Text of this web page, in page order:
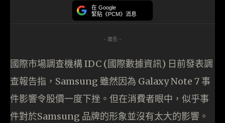
在 Google
緊貼《PCM》消息
- 廣告 -
國際市場調查機構 IDC (國際數據資訊) 日前發表調
查報告指，Samsung 雖然因為 Galaxy Note 7 事
件影響令股價一度下挫。但在消費者眼中，似乎事
件對於Samsung 品牌的形象並沒有太大的影響。